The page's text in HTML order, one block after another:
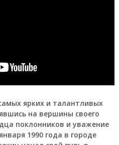
ярких и талантливых
на вершины своего
поклонников и уважение
1990 года в городе